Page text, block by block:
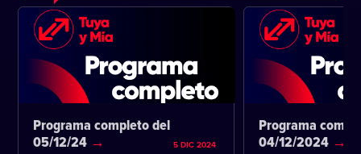
Programa completo del
05/12/24
5 DIC 2024
Programa
04/12/2024